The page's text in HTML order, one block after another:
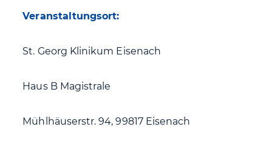
Veranstaltungsort:
St. Georg Klinikum Eisenach
Haus B Magistrale
Mühlhäuserstr. 94, 99817 Eisenach